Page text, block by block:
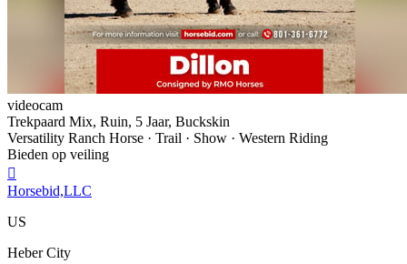
videocam
Trekpaard Mix, Ruin, 5 Jaar, Buckskin
Versatility Ranch Horse · Trail · Show · Western Riding
Bieden op veiling

Horsebid,LLC
US
Heber City